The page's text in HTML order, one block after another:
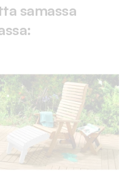
samassa